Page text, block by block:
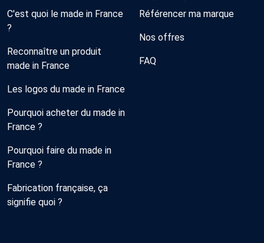
C'est quoi le made in France
?
Reconnaître un produit
made in France
Les logos du made in France
Pourquoi acheter du made in
France ?
Pourquoi faire du made in
France ?
Fabrication française, ça
signifie quoi ?
Référencer ma marque
Nos offres
FAQ